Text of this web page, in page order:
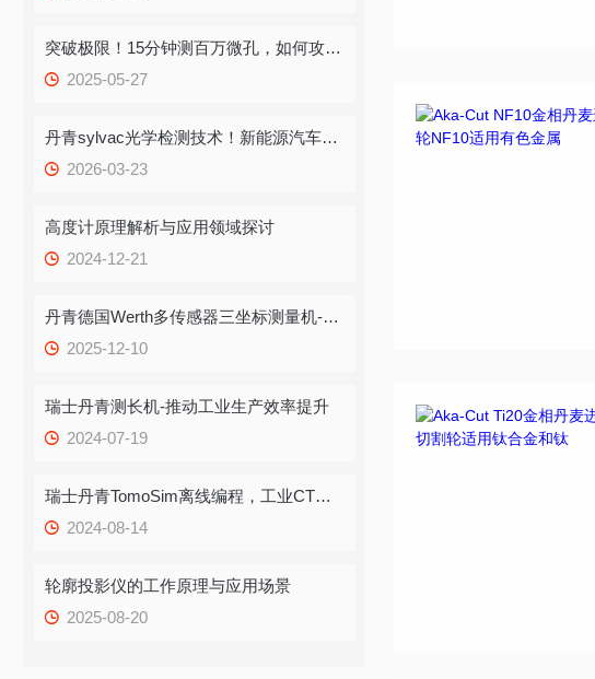
突破极限！15分钟测百万微孔，如何攻克TGV玻璃基板“卡脖子”难题？
2025-05-27
丹青sylvac光学检测技术！新能源汽车传动轴质检的优秀案例！
2026-03-23
高度计原理解析与应用领域探讨
2024-12-21
丹青德国Werth多传感器三坐标测量机-TGV测量几分钟即可测量上百微孔
2025-12-10
瑞士丹青测长机-推动工业生产效率提升
2024-07-19
瑞士丹青TomoSim离线编程，工业CT断层扫描模拟新潮流
2024-08-14
轮廓投影仪的工作原理与应用场景
2025-08-20